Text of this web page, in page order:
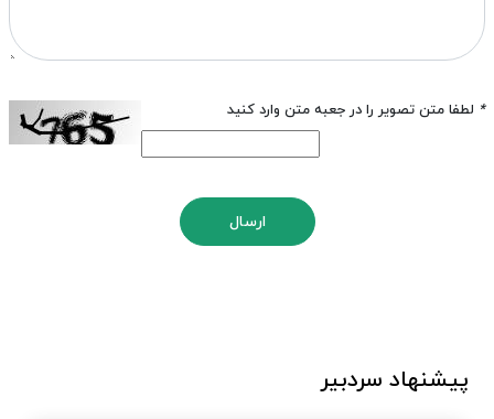
* لطفا متن تصویر را در جعبه متن وارد کنید
ارسال
پیشنهاد سردبیر